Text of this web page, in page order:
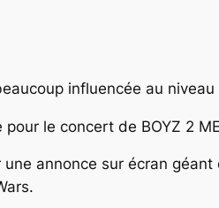
influencée au niveau
le concert de BOYZ 2
une annonce sur écran